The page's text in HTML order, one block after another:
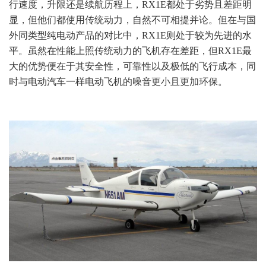
行速度，升限还是续航历程上，RX1E都处于劣势且差距明
显，但他们都使用传统动力，自然不可相提并论。 但在与国
外同类型纯电动产品的对比中，RX1E则处于较为先进的水
平。
虽然在性能上照传统动力的飞机存在差距，但RX1E最
大的优势便在于其安全性，可靠性以及极低的飞行成本，同
时与电动汽车一样电动飞机的噪音更小且更加环保。